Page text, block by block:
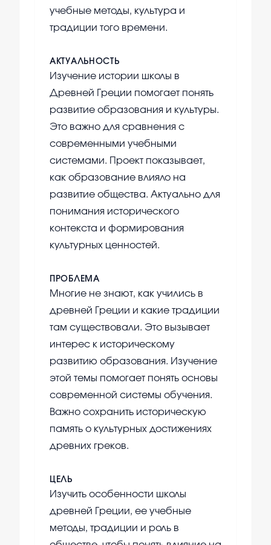
учебные методы, культура и
традиции того времени.
АКТУАЛЬНОСТЬ
Изучение истории школы в
Древней Греции помогает понять
развитие образования и культуры.
Это важно для сравнения с
современными учебными
системами. Проект показывает,
как образование влияло на
развитие общества. Актуально для
понимания исторического
контекста и формирования
культурных ценностей.
ПРОБЛЕМА
Многие не знают, как учились в
древней Греции и какие традиции
там существовали. Это вызывает
интерес к историческому
развитию образования. Изучение
этой темы помогает понять основы
современной системы обучения.
Важно сохранить историческую
память о культурных достижениях
древних греков.
ЦЕЛЬ
Изучить особенности школы
древней Греции, ее учебные
методы, традиции и роль в